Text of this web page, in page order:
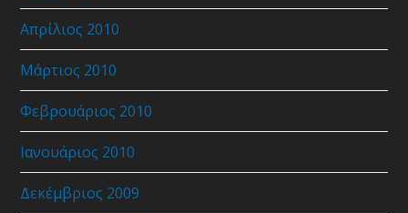
Απρίλιος 2010
Μάρτιος 2010
Φεβρουάριος 2010
Ιανουάριος 2010
Δεκέμβριος 2009